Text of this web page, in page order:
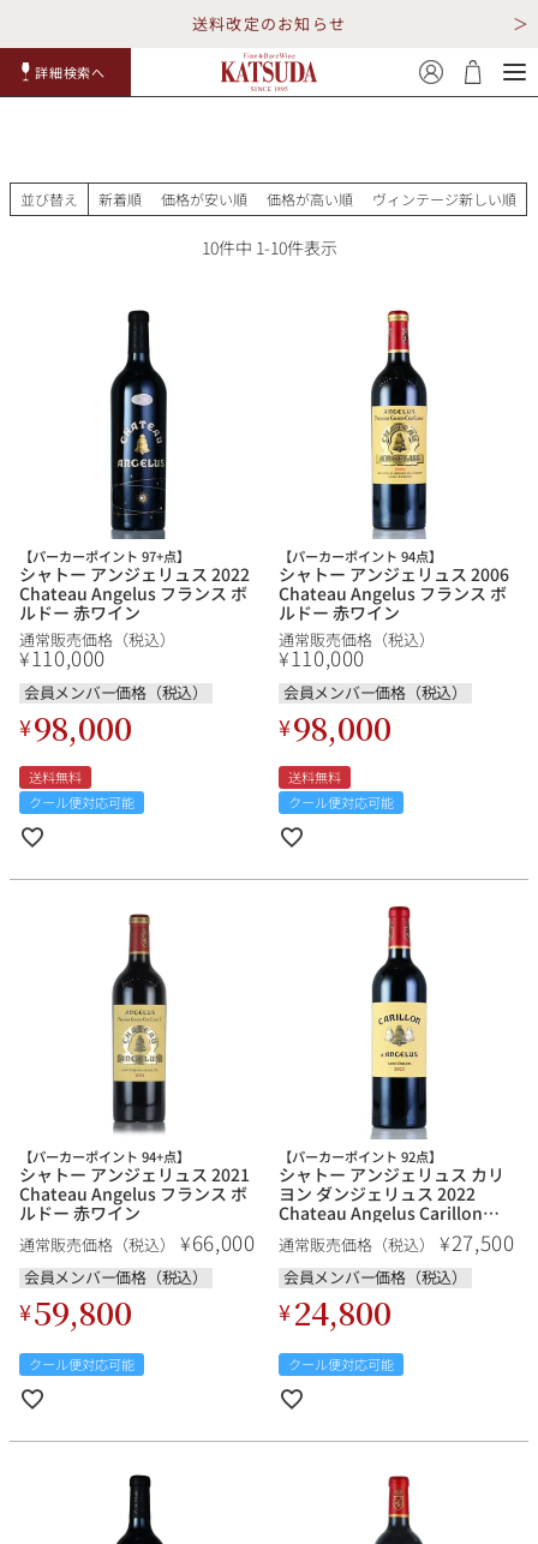
送料改定のお知らせ
詳細検索へ
勝田商店について
ショッピングガイド ギフトラッピング
銘柄から探す
ラフィット ペトリュス
サロン ルイ・ロデレール
イーグル
生産地から探す
フランス ブルゴーニュ
ローヌ
アメリカ カリフォルニア
その他
イタリア ドイツ
チリ その他国
種類で探す
スパークリング ロゼワイン
10,000円〜39,999円
40,000円〜79,999円
80,000円〜99,999円
100,000円〜199,999円
200,000円〜499,999円
500,000円〜
お得な情報を受け取る
メルマガ
並び替え 新着順 価格が安い順 価格が高い順 ヴィンテージ新しい順
10件中 1-10件表示
【パーカーポイント 97+点】
シャトー アンジェリュス 2022
Chateau Angelus フランス ボ
ルドー 赤ワイン
通常販売価格（税込）
¥110,000
会員メンバー価格（税込）
¥98,000
送料無料
クール便対応可能
【パーカーポイント 94点】
シャトー アンジェリュス 2006
Chateau Angelus フランス ボ
ルドー 赤ワイン
通常販売価格（税込）
¥110,000
会員メンバー価格（税込）
¥98,000
送料無料
クール便対応可能
【パーカーポイント 94+点】
シャトー アンジェリュス 2021
Chateau Angelus フランス ボ
ルドー 赤ワイン
通常販売価格（税込） ¥66,000
会員メンバー価格（税込）
¥59,800
クール便対応可能
【パーカーポイント 92点】
シャトー アンジェリュス カリ
ヨン ダンジェリュス 2022
Chateau Angelus Carillon
dAngelus フランス ボルドー 赤
ワイン
通常販売価格（税込） ¥27,500
会員メンバー価格（税込）
¥24,800
クール便対応可能